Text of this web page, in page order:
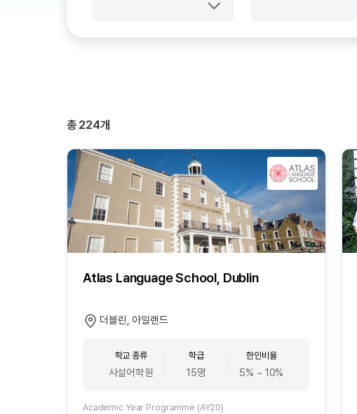
총 224개
Atlas Language School, Dublin
더블린, 아일랜드
학교 종류
사설어학원
학급
15명
한인비율
5% ~ 10%
Academic Year Programme (AY20)